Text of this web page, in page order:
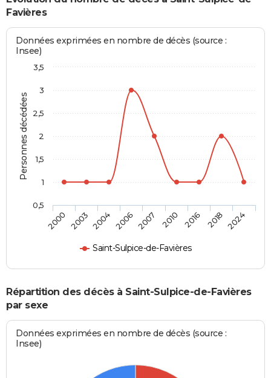
Favières
Personnes décédées
Données exprimées en nombre de décès (source :
Insee)
Saint-Sulpice-de-Favières
2000 2003 2004 2006 2007 2010 2016 2018 2024
0,5
1
1,5
2
2,5
3
3,5
Répartition des décès à Saint-Sulpice-de-Favières
par sexe
Données exprimées en nombre de décès (source :
Insee)